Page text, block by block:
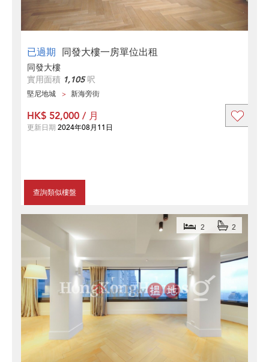
已過期 同發大樓一房單位出租
同發大樓
實用面積 1,105呎
堅尼地城 新海旁街
查詢類似樓盤
HK$ 52,000 / 月
更新日期 2024年08月11日
2 2